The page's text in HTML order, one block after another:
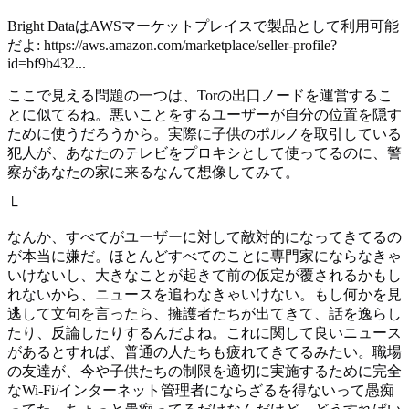
Bright DataはAWSマーケットプレイスで製品として利用可能
だよ: https://aws.amazon.com/marketplace/seller-profile?
id=bf9b432...
ここで見える問題の一つは、Torの出口ノードを運営するこ
とに似てるね。悪いことをするユーザーが自分の位置を隠す
ために使うだろうから。実際に子供のポルノを取引している
犯人が、あなたのテレビをプロキシとして使ってるのに、警
察があなたの家に来るなんて想像してみて。
└
なんか、すべてがユーザーに対して敵対的になってきてるの
が本当に嫌だ。ほとんどすべてのことに専門家にならなきゃ
いけないし、大きなことが起きて前の仮定が覆されるかもし
れないから、ニュースを追わなきゃいけない。もし何かを見
逃して文句を言ったら、擁護者たちが出てきて、話を逸らし
たり、反論したりするんだよね。これに関して良いニュース
があるとすれば、普通の人たちも疲れてきてるみたい。職場
の友達が、今や子供たちの制限を適切に実施するために完全
なWi-Fi/インターネット管理者にならざるを得ないって愚痴